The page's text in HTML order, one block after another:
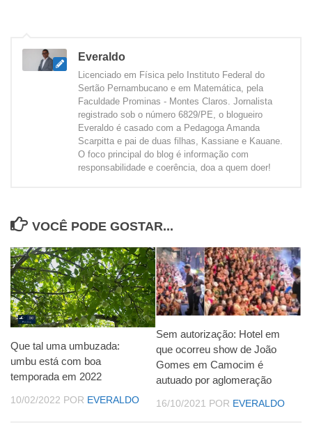
Everaldo
Licenciado em Física pelo Instituto Federal do
Sertão Pernambucano e em Matemática, pela
Faculdade Prominas - Montes Claros. Jornalista
registrado sob o número 6829/PE, o blogueiro
Everaldo é casado com a Pedagoga Amanda
Scarpitta e pai de duas filhas, Kassiane e Kauane.
O foco principal do blog é informação com
responsabilidade e coerência, doa a quem doer!
VOCÊ PODE GOSTAR...
Que tal uma umbuzada:
umbu está com boa
temporada em 2022
10/02/2022 POR EVERALDO
Sem autorização: Hotel em
que ocorreu show de João
Gomes em Camocim é
autuado por aglomeração
16/10/2021 POR EVERALDO